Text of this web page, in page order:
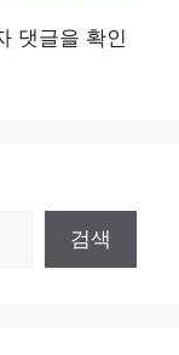
댓글을 확인
검색